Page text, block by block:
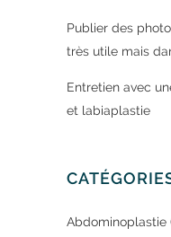
Publier des
très utile mais
Entretien avec
et labiaplastie
Abdominoplastie